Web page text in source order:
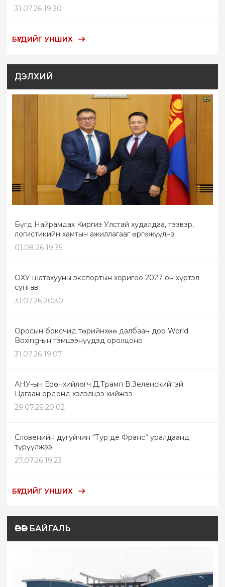
31.07.26 19:30
БҮГДИЙГ УНШИХ
ДЭЛХИЙ
Бүгд Найрамдах Киргиз Улстай худалдаа, тээвэр,
логистикийн хамтын ажиллагааг өргөжүүлнэ
01.08.26 19:35
ОХУ шатахууны экспортын хоригоо 2027 он хүртэл
сунгав
31.07.26 20:30
Оросын боксчид төрийнхөө далбаан дор World
Boxing-ын тэмцээнүүдэд оролцоно
31.07.26 19:07
АНУ-ын Ерөнхийлөгч Д.Трамп В.Зеленскийтэй
Цагаан ордонд хэлэлцээ хийжээ
29.07.26 20:02
Словенийн дугуйчин “Тур де Франс” уралдаанд
түрүүлжээ
27.07.26 19:23
БҮГДИЙГ УНШИХ
ӨВӨР БАЙГАЛЬ